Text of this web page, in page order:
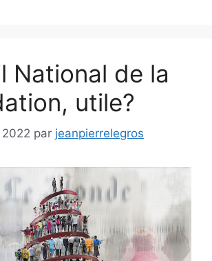
National de la
utile?
par jeanpierrelegros